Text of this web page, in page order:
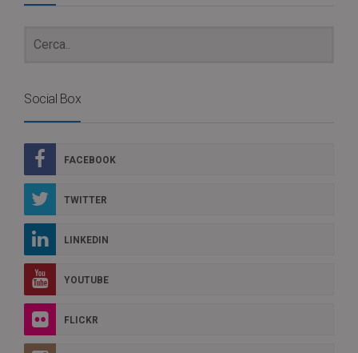
Social Box
FACEBOOK
TWITTER
LINKEDIN
YOUTUBE
FLICKR